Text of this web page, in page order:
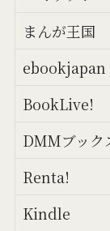
まんが王国
ebookjapan
BookLive!
DMMブック
Renta!
Kindle